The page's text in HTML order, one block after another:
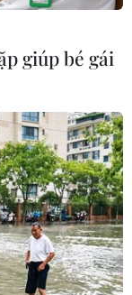
giúp bé gái